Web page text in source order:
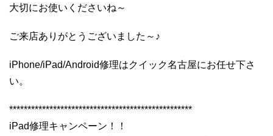
大切にお使いくださいね～
ご来店ありがとうございました～♪
iPhone/iPad/Android修理はクイック名古屋にお任せ下さ
い。
**************************************************
iPad修理キャンペーン！！